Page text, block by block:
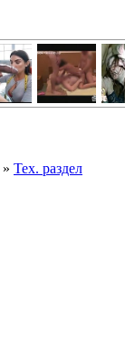
» Тех. раздел